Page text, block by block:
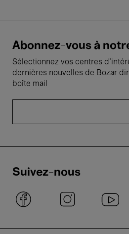
Abonnez-vous à
Sélectionnez vos centres
dernières nouvelles de Bozar
boîte mail
Suivez-nous